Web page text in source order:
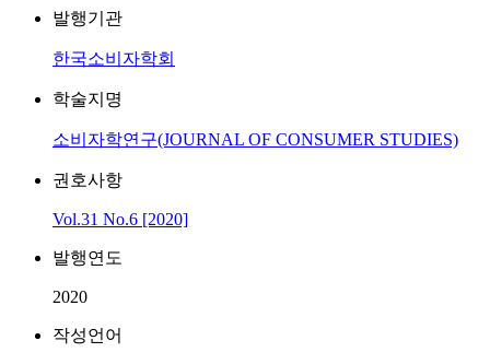
발행기관
한국소비자학회
학술지명
소비자학연구(JOURNAL OF CONSUMER STUDIES)
권호사항
Vol.31 No.6 [2020]
발행연도
2020
작성언어